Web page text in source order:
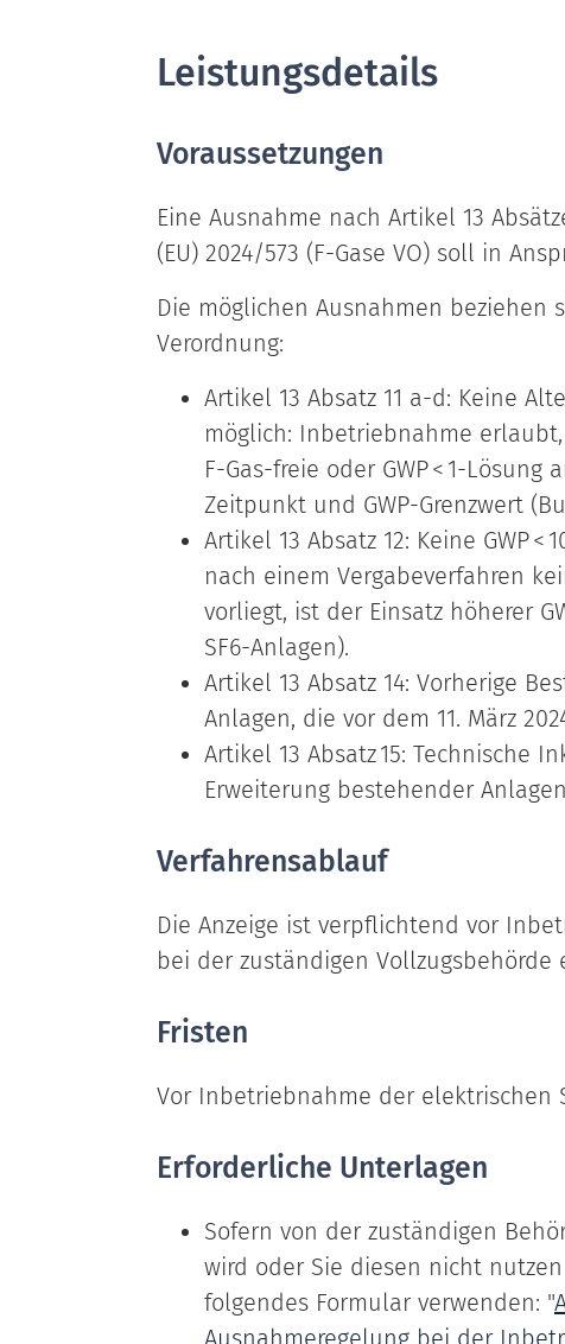
Leistungsdetails
Voraussetzungen
Eine Ausnahme nach Artikel 13
(EU) 2024/573 (F-Gase VO) soll in
Die möglichen Ausnahmen beziehen
Verordnung:
Artikel 13 Absatz 11 a-d: Keine
möglich: Inbetriebnahme
F-Gas-freie oder GWP < 1-
Zeitpunkt und GWP-Grenzwert
Artikel 13 Absatz 12: Keine GWP
nach einem Vergabeverfahren
vorliegt, ist der Einsatz höherer
SF6-Anlagen).
Artikel 13 Absatz 14: Vorherige
Anlagen, die vor dem 11. März
Artikel 13 Absatz 15: Technische
Erweiterung bestehender
Verfahrensablauf
Die Anzeige ist verpflichtend vor
bei der zuständigen Vollzugsbehörde
Fristen
Vor Inbetriebnahme der elektrischen
Erforderliche Unterlagen
Sofern von der zuständigen
wird oder Sie diesen nicht
folgendes Formular verwenden: "
Ausnahmeregelung bei der